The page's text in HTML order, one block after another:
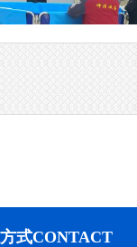
支架水池
式CONTACT